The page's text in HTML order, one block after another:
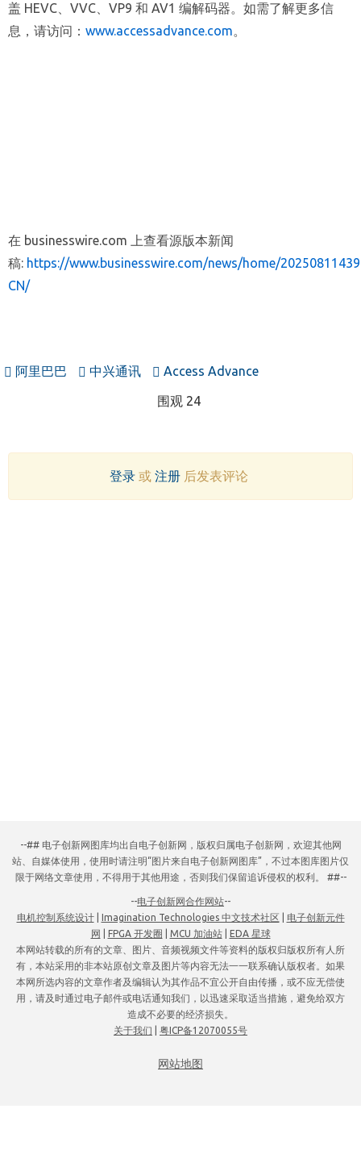
盖 HEVC、VVC、VP9 和 AV1 编解码器。如需了解更多信
息，请访问： www.accessadvance.com。
在 businesswire.com 上查看源版本新闻
稿: https://www.businesswire.com/news/home/
CN/
阿里巴巴 中兴通讯 Access Advance
围观 24
登录或 注册后发表评论
--## 电子创新网图库均出自电子创新网，版权归属电子创新网，欢迎其他网
站、自媒体使用，使用时请注明“图片来自电子创新网图库”，不过本图库图片仅
限于网络文章使用，不得用于其他用途，否则我们保留追诉侵权的权利。 ##--
--电子创新网合作网站--
电机控制系统设计| Imagination Technologies 中文技术社区
电子创新元件
网
FPGA 开发圈 MCU 加油站| EDA 星球
本网站转载的所有的文章、图片、音频视频文件等资料的版权归版权所有人所
有，本站采用的非本站原创文章及图片等内容无法一一联系确认版权者。如果
本网所选内容的文章作者及编辑认为其作品不宜公开自由传播，或不应无偿使
用，请及时通过电子邮件或电话通知我们，以迅速采取适当措施，避免给双方
造成不必要的经济损失。
关于我们
粤ICP备12070055号
网站地图